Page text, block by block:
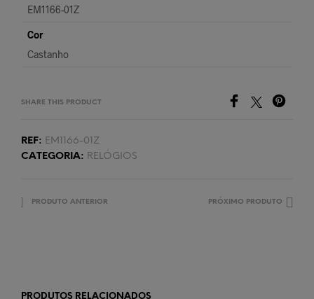
EM1166-01Z
Cor
Castanho
SHARE THIS PRODUCT
REF: EM1166-01Z
CATEGORIA: RELÓGIOS
PRODUTO ANTERIOR PRÓXIMO PRODUTO
PRODUTOS RELACIONADOS